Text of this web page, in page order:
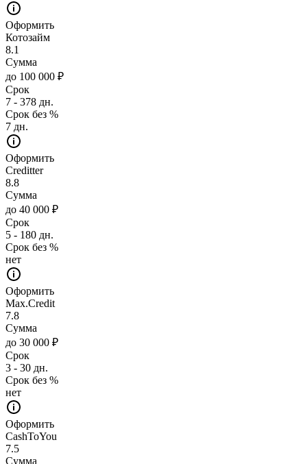
Оформить
Котозайм
8.1
Сумма
до 100 000 ₽
Срок
7 - 378 дн.
Срок без %
7 дн.
Оформить
Creditter
8.8
Сумма
до 40 000 ₽
Срок
5 - 180 дн.
Срок без %
нет
Оформить
Max.Credit
7.8
Сумма
до 30 000 ₽
Срок
3 - 30 дн.
Срок без %
нет
Оформить
CashToYou
7.5
Сумма